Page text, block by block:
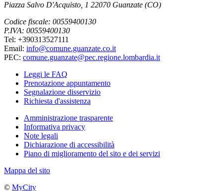
Piazza Salvo D'Acquisto, 1 22070 Guanzate (CO)
Codice fiscale: 00559400130
P.IVA: 00559400130
Tel: +390313527111
Email: info@comune.guanzate.co.it
PEC: comune.guanzate@pec.regione.lombardia.it
Leggi le FAQ
Prenotazione appuntamento
Segnalazione disservizio
Richiesta d'assistenza
Amministrazione trasparente
Informativa privacy
Note legali
Dichiarazione di accessibilità
Piano di miglioramento del sito e dei servizi
Mappa del sito
© MyCity